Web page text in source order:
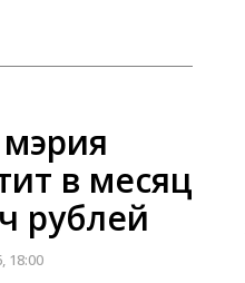
в месяц
рублей
18:00